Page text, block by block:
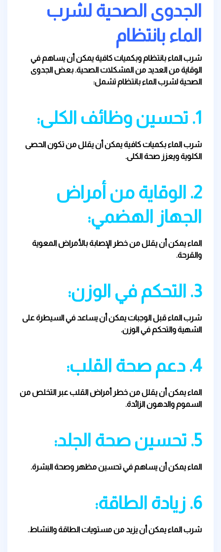
الجدوى الصحية لشرب
الماء بانتظام
شرب الماء بانتظام وبكميات كافية يمكن أن يساهم في
الوقاية من العديد من المشكلات الصحية. بعض الجدوى
الصحية لشرب الماء بانتظام تشمل:
1. تحسين وظائف الكلى:
شرب الماء بكميات كافية يمكن أن يقلل من تكون الحصى
الكلوية ويعزز صحة الكلى.
2. الوقاية من أمراض
الجهاز الهضمي:
الماء يمكن أن يقلل من خطر الإصابة بالأمراض المعوية
والقرحة.
3. التحكم في الوزن:
شرب الماء قبل الوجبات يمكن أن يساعد في السيطرة على
الشهية والتحكم في الوزن.
4. دعم صحة القلب:
الماء يمكن أن يقلل من خطر أمراض القلب عبر التخلص من
السموم والدهون الزائدة.
5. تحسين صحة الجلد:
الماء يمكن أن يساهم في تحسين مظهر وصحة البشرة.
6. زيادة الطاقة:
شرب الماء يمكن أن يزيد من مستويات الطاقة والنشاط.